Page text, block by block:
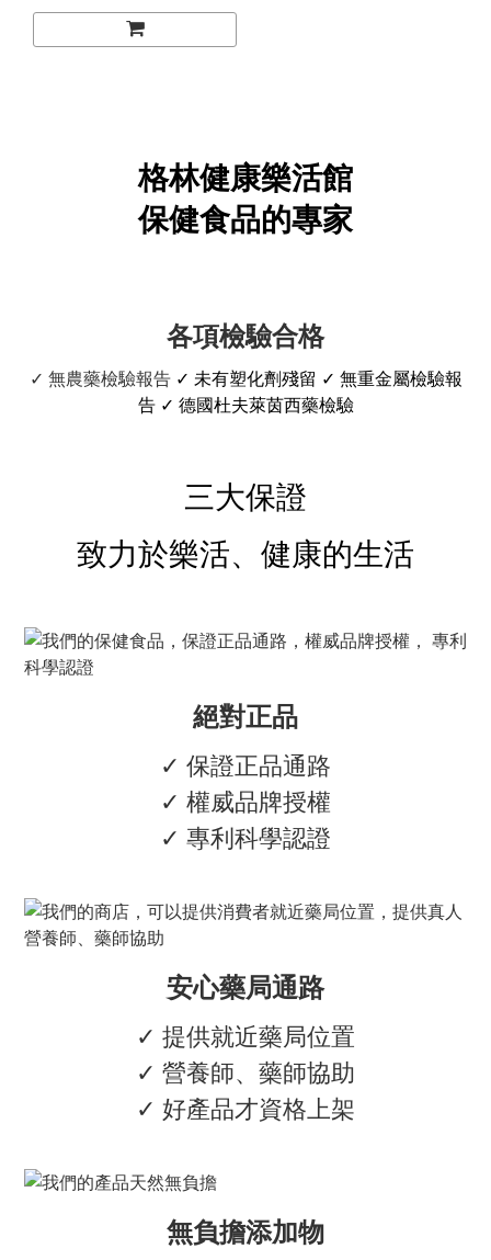
格林健康樂活館
保健食品的專家
各項檢驗合格
✓ 無農藥檢驗報告 ✓ 未有塑化劑殘留 ✓ 無重金屬檢驗報
告 ✓ 德國杜夫萊茵西藥檢驗
三大保證
致力於樂活、健康的生活
絕對正品
✓ 保證正品通路
✓ 權威品牌授權
✓ 專利科學認證
安心藥局通路
✓ 提供就近藥局位置
✓ 營養師、藥師協助
✓ 好產品才資格上架
無負擔添加物